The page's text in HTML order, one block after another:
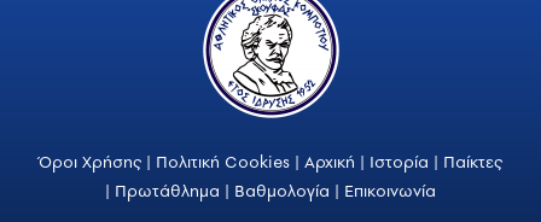
Όροι Χρήσης | Πολιτική Cookies | Αρχική | Ιστορία | Παίκτες
| Πρωτάθλημα | Βαθμολογία | Επικοινωνία